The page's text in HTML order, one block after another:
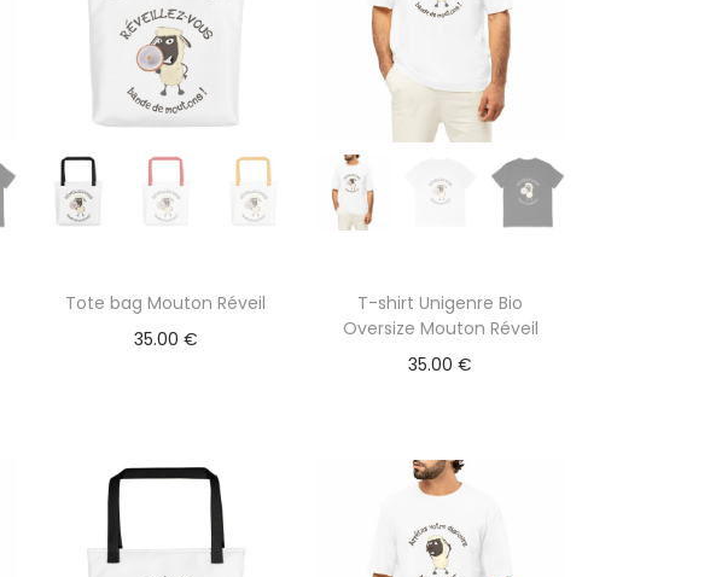
Tote bag Mouton Réveil
35.00 €
T-shirt Unigenre Bio
Oversize Mouton Réveil
35.00 €